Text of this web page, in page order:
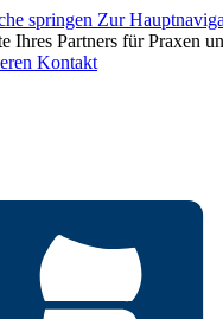
springen Zur
Ihres Partners für Praxen
Kontakt